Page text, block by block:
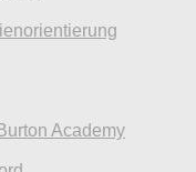
Academy